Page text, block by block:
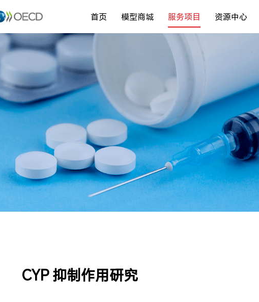
首页 模型商城 服务项目 资源中心
CYP 抑制作用研究